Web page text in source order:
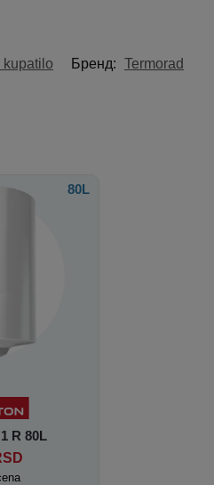
kupatilo Бренд: Termorad
80L
R 80L